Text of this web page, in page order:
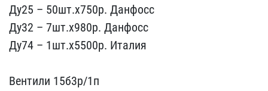
Ду25 – 50ш​т.х750р. Данфосс
Ду32 ​– 7шт.х980р. Данфосс​
Ду74 – 1шт.х5500р. И​талия
Вентили 15б3р/1п